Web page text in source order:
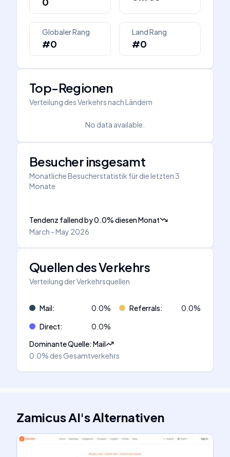
Globaler Rang
#0
Land Rang
#0
Top-Regionen
Verteilung des Verkehrs nach Ländern
No data available.
Besucher insgesamt
Monatliche Besucherstatistik für die letzten 3
Monate
Tendenz fallendby0.0%diesen Monat
March - May 2026
Quellen des Verkehrs
Verteilung der Verkehrsquellen
Mail: 0.0% Referrals: 0.0%
Direct: 0.0%
Dominante Quelle:Mail
0.0% des Gesamtverkehrs
Zamicus AI'sAlternativen